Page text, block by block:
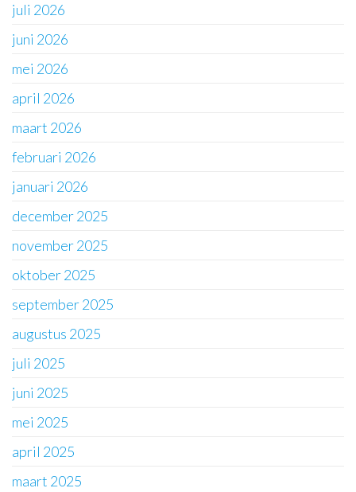
juli 2026
juni 2026
mei 2026
april 2026
maart 2026
februari 2026
januari 2026
december 2025
november 2025
oktober 2025
september 2025
augustus 2025
juli 2025
juni 2025
mei 2025
april 2025
maart 2025